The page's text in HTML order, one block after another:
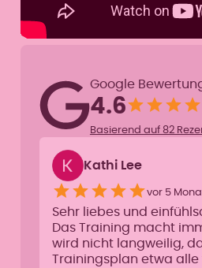
Google
4.6
Basierend auf 82
Kathi Lee
vor 5
Sehr liebes und
Das Training macht
wird nicht langweilig,
Trainingsplan etwa alle